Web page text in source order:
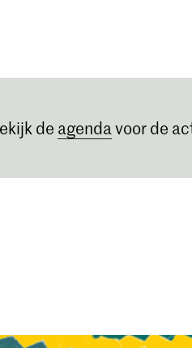
de agendavoor de